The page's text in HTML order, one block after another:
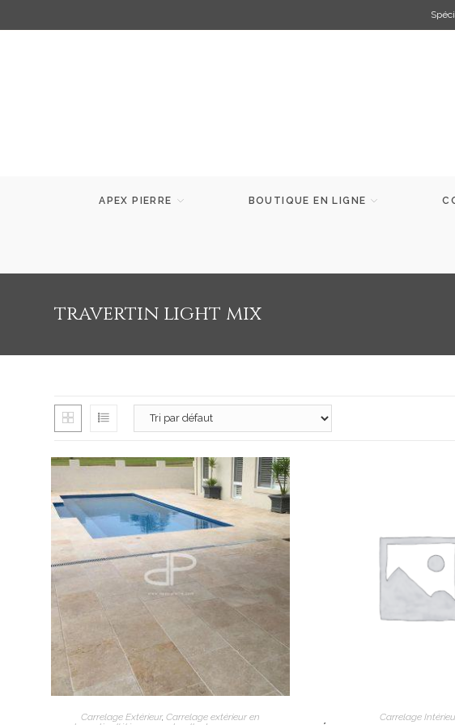
APEX PIERRE BOUTIQUE EN LIGNE
travertin light mix
AJOUTER AU PANIER
Carrelage Extérieur,Carrelage extérieur en
AJOUTER AU
Carrelage
3980 route de Saint Canadet
13100 Aix-en-Provence
contact@apexpierre.com
Mardi au vendredi : 8h30 à 12h -
Samedi : 9h à 12h - 13h à 15h